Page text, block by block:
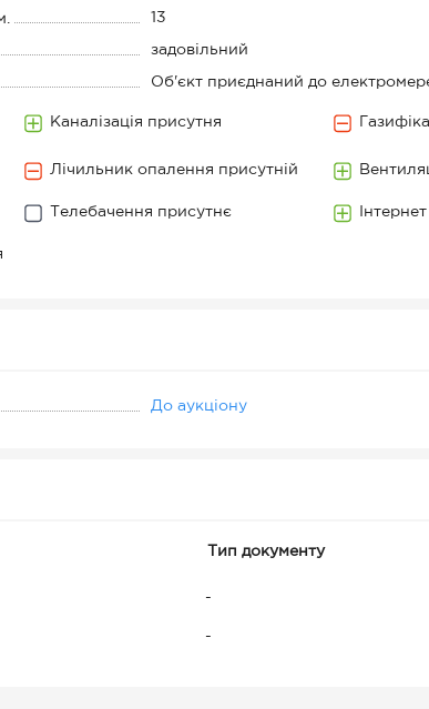
13
задовільний
Об'єкт приєднаний до
Каналізація присутня
Лічильник опалення присутній
Телебачення присутнє
До аукціону
Тип документу
-
-